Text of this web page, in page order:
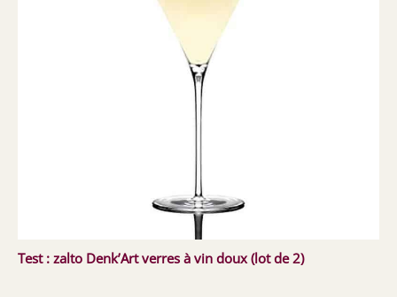
Test : zalto Denk’Art verres à vin doux (lot de 2)